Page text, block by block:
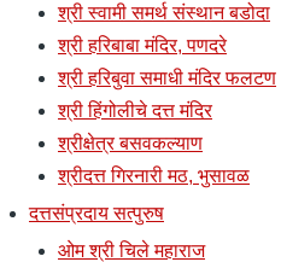
श्री स्वामी समर्थ संस्थान बडोदा
श्री हरिबाबा मंदिर, पणदरे
श्री हरिबुवा समाधी मंदिर फलटण
श्री हिंगोलीचे दत्त मंदिर
श्रीक्षेत्र बसवकल्याण
श्रीदत्त गिरनारी मठ, भुसावळ
दत्तसंप्रदाय सत्पुरुष
ओम श्री चिले महाराज